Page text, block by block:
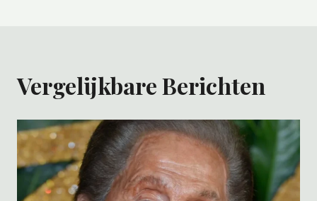
Vergelijkbare Berichten